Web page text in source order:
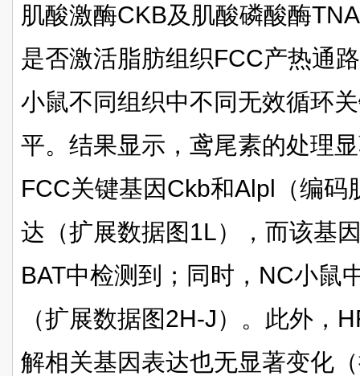
肌酸激酶CKB及肌酸磷酸酶
是否激活脂肪组织FCC产热通
小鼠不同组织中不同无效循环
平。结果显示，鸢尾素的处理
FCC关键基因Ckb和Alpl（编码
达（扩展数据图1L），而该基
BAT中检测到；同时，NC小鼠
（扩展数据图2H-J）。此外，
解相关基因表达也无显著变化